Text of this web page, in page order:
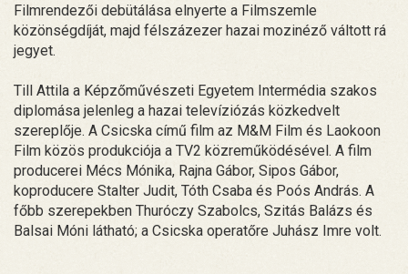
Filmrendezői debütálása elnyerte a Filmszemle
közönségdíját, majd félszázezer hazai mozinéző váltott rá
jegyet.
Till Attila a Képzőművészeti Egyetem Intermédia szakos
diplomása jelenleg a hazai televíziózás közkedvelt
szereplője. A Csicska című film az M&M Film és Laokoon
Film közös produkciója a TV2 közreműködésével. A film
producerei Mécs Mónika, Rajna Gábor, Sipos Gábor,
koproducere Stalter Judit, Tóth Csaba és Poós András. A
főbb szerepekben Thuróczy Szabolcs, Szitás Balázs és
Balsai Móni látható; a Csicska operatőre Juhász Imre volt.